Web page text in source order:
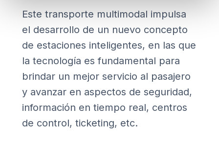
Este transporte multimodal impulsa
el desarrollo de un nuevo concepto
de estaciones inteligentes, en las que
la tecnología es fundamental para
brindar un mejor servicio al pasajero
y avanzar en aspectos de seguridad,
información en tiempo real, centros
de control, ticketing, etc.